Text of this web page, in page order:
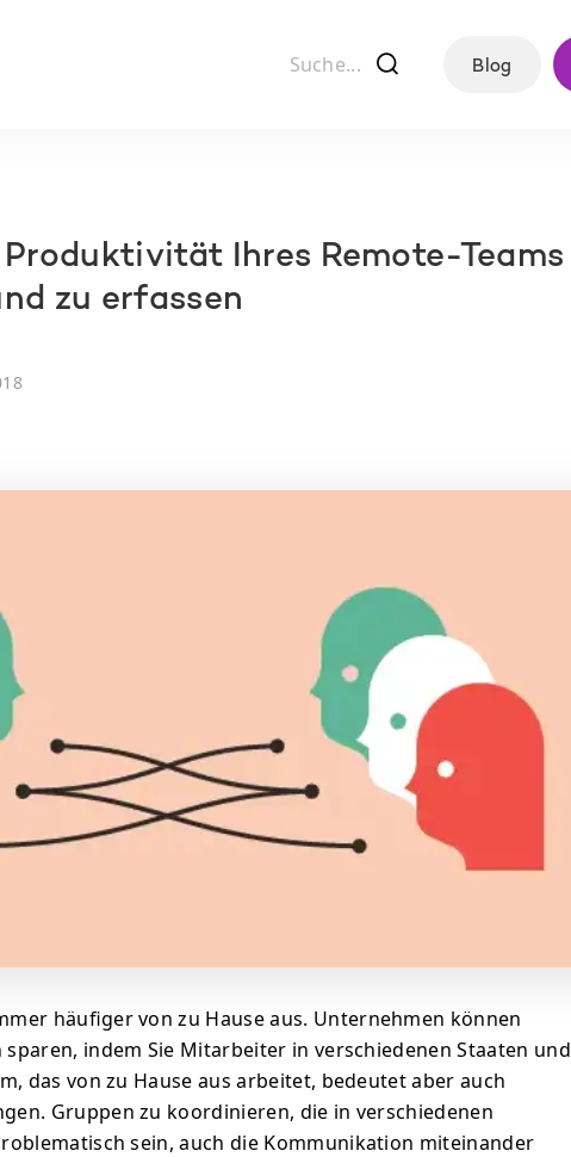
f Blog
Produktivität Ihres Remote-Teams
zu erfassen
häufiger von zu Hause aus. Unternehmen können
indem Sie Mitarbeiter in verschiedenen Staaten und
das von zu Hause aus arbeitet, bedeutet aber auch
Gruppen zu koordinieren, die in verschiedenen
sein, auch die Kommunikation miteinander